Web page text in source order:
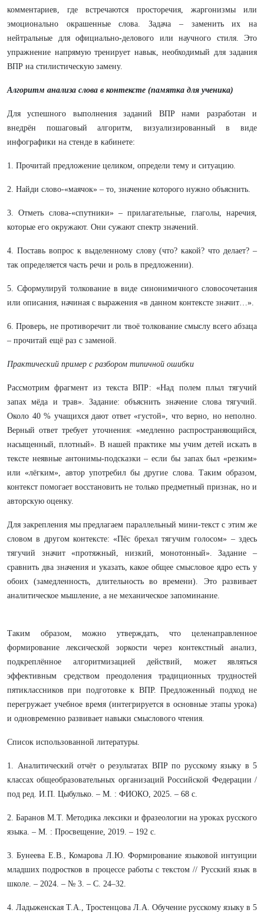
комментариев, где встречаются просторечия, жаргонизмы или
эмоционально окрашенные слова. Задача – заменить их на
нейтральные для официально-делового или научного стиля. Это
упражнение напрямую тренирует навык, необходимый для задания
ВПР на стилистическую замену.
Алгоритм анализа слова в контексте (памятка для ученика)
Для успешного выполнения заданий ВПР нами разработан и
внедрён пошаговый алгоритм, визуализированный в виде
инфографики на стенде в кабинете:
1. Прочитай предложение целиком, определи тему и ситуацию.
2. Найди слово-«маячок» – то, значение которого нужно объяснить.
3. Отметь слова-«спутники» – прилагательные, глаголы, наречия,
которые его окружают. Они сужают спектр значений.
4. Поставь вопрос к выделенному слову (что? какой? что делает? –
так определяется часть речи и роль в предложении).
5. Сформулируй толкование в виде синонимичного словосочетания
или описания, начиная с выражения «в данном контексте значит…».
6. Проверь, не противоречит ли твоё толкование смыслу всего абзаца
– прочитай ещё раз с заменой.
Практический пример с разбором типичной ошибки
Рассмотрим фрагмент из текста ВПР: «Над полем плыл тягучий
запах мёда и трав». Задание: объяснить значение слова тягучий.
Около 40 % учащихся дают ответ «густой», что верно, но неполно.
Верный ответ требует уточнения: «медленно распространяющийся,
насыщенный, плотный». В нашей практике мы учим детей искать в
тексте неявные антонимы-подсказки – если бы запах был «резким»
или «лёгким», автор употребил бы другие слова. Таким образом,
контекст помогает восстановить не только предметный признак, но и
авторскую оценку.
Для закрепления мы предлагаем параллельный мини-текст с этим же
словом в другом контексте: «Пёс брехал тягучим голосом» – здесь
тягучий значит «протяжный, низкий, монотонный». Задание –
сравнить два значения и указать, какое общее смысловое ядро есть у
обоих (замедленность, длительность во времени). Это развивает
аналитическое мышление, а не механическое запоминание.
Таким образом, можно утверждать, что целенаправленное
формирование лексической зоркости через контекстный анализ,
подкреплённое алгоритмизацией действий, может являться
эффективным средством преодоления традиционных трудностей
пятиклассников при подготовке к ВПР. Предложенный подход не
перегружает учебное время (интегрируется в основные этапы урока)
и одновременно развивает навыки смыслового чтения.
Список использованной литературы.
1. Аналитический отчёт о результатах ВПР по русскому языку в 5
классах общеобразовательных организаций Российской Федерации /
под ред. И.П. Цыбулько. – М. : ФИОКО, 2025. – 68 с.
2. Баранов М.Т. Методика лексики и фразеологии на уроках русского
языка. – М. : Просвещение, 2019. – 192 с.
3. Бунеева Е.В., Комарова Л.Ю. Формирование языковой интуиции
младших подростков в процессе работы с текстом // Русский язык в
школе. – 2024. – № 3. – С. 24–32.
4. Ладыженская Т.А., Тростенцова Л.А. Обучение русскому языку в 5